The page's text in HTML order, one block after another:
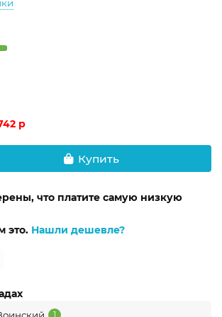
р
Купить
что платите самую низкую
это. Нашли дешевле?
1